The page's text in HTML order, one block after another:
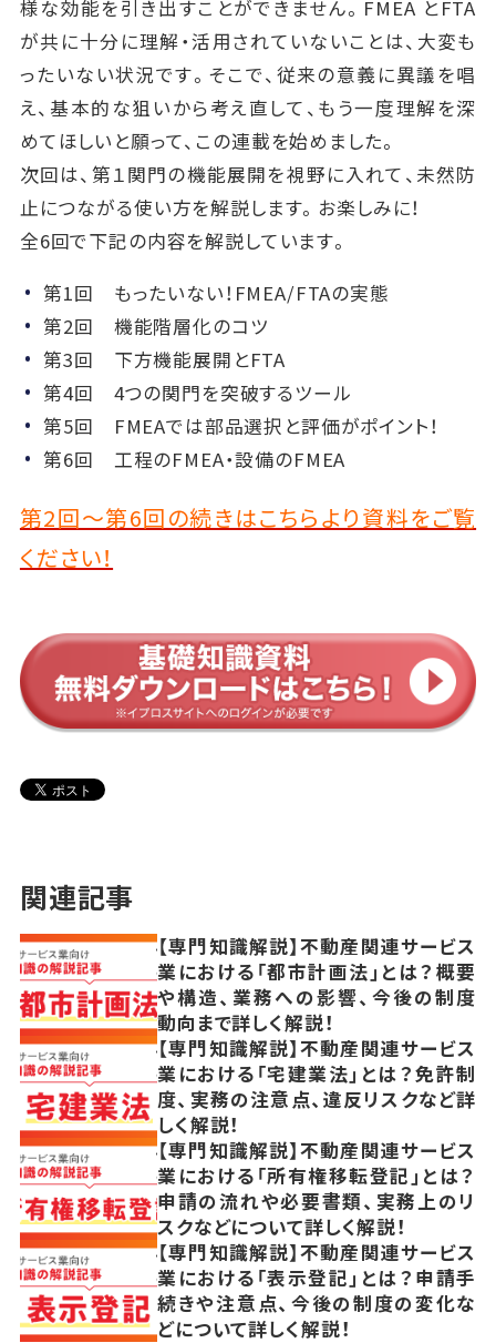
様な効能を引き出すことができません。FMEA とFTA
が共に十分に理解・活用されていないことは、大変も
ったいない状況です。そこで、従来の意義に異議を唱
え、基本的な狙いから考え直して、もう一度理解を深
めてほしいと願って、この連載を始めました。
次回は、第１関門の機能展開を視野に入れて、未然防
止につながる使い方を解説します。お楽しみに！
全6回で下記の内容を解説しています。
第1回 もったいない！FMEA/FTAの実態
第2回 機能階層化のコツ
第3回 下方機能展開とFTA
第4回 4つの関門を突破するツール
第5回 FMEAでは部品選択と評価がポイント！
第6回 工程のFMEA・設備のFMEA
第2回～第6回の続きはこちらより資料をご覧
ください！
関連記事
【専門知識解説】不動産関連サービス
業における「都市計画法」とは？概要
や構造、業務への影響、今後の制度
動向まで詳しく解説！
【専門知識解説】不動産関連サービス
業における「宅建業法」とは？免許制
度、実務の注意点、違反リスクなど詳
しく解説！
【専門知識解説】不動産関連サービス
業における「所有権移転登記」とは？
申請の流れや必要書類、実務上のリ
スクなどについて詳しく解説！
【専門知識解説】不動産関連サービス
業における「表示登記」とは？申請手
続きや注意点、今後の制度の変化な
どについて詳しく解説！